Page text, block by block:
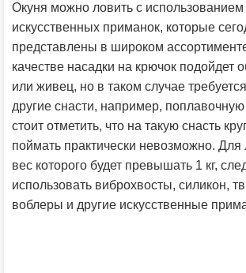
Окуня можно ловить с
искусственных приманок, которые
представлены в широком
качестве насадки на крючок подойдет
или живец, но в таком случае
другие снасти, например, поплавочную
стоит отметить, что на такую снасть
поймать практически невозможно. Для
вес которого будет превышать 1 кг,
использовать виброхвосты, силикон,
воблеры и другие искусственные